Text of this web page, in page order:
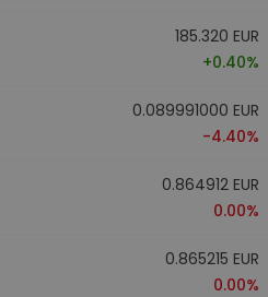
185.320 EUR
+0.40%
0.089991000 EUR
-4.40%
0.864912 EUR
0.00%
0.865215 EUR
0.00%